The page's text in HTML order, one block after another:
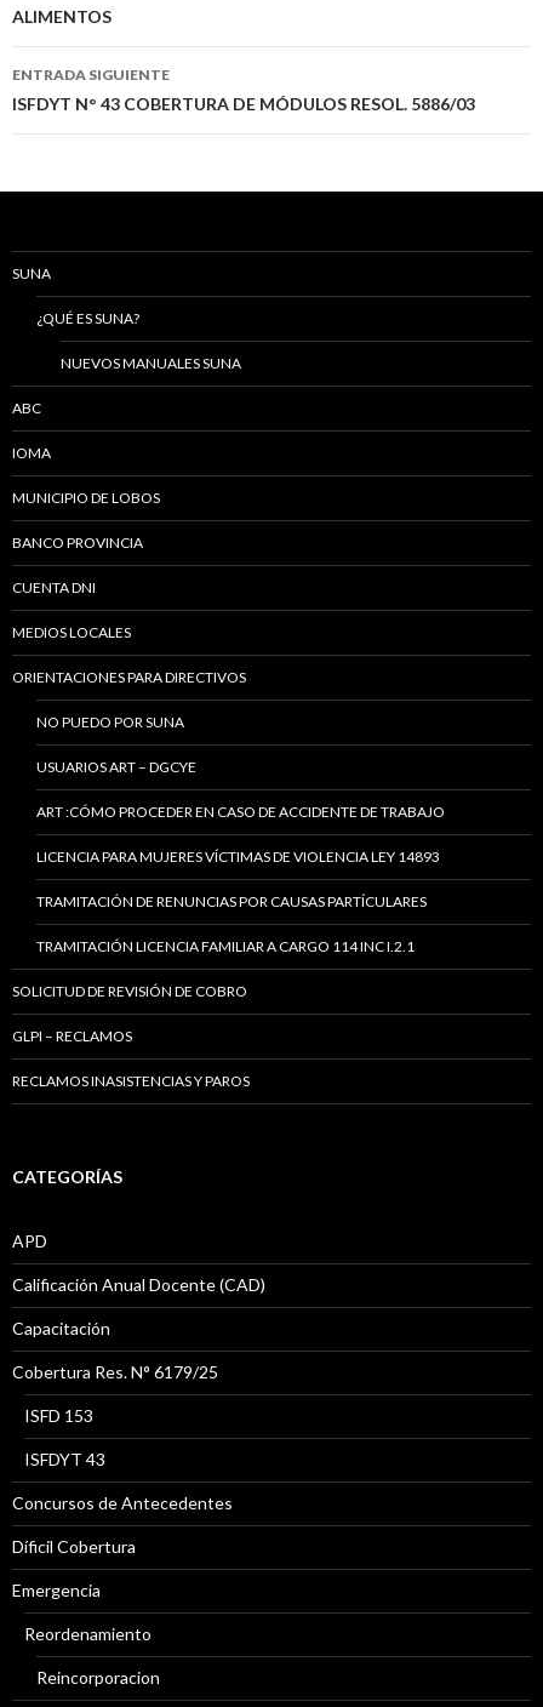
ALIMENTOS
ENTRADA SIGUIENTE
ISFDYT N° 43 COBERTURA DE MÓDULOS RESOL. 5886/03
SUNA
¿QUÉ ES SUNA?
NUEVOS MANUALES SUNA
ABC
IOMA
MUNICIPIO DE LOBOS
BANCO PROVINCIA
CUENTA DNI
MEDIOS LOCALES
ORIENTACIONES PARA DIRECTIVOS
NO PUEDO POR SUNA
USUARIOS ART – DGCYE
ART :CÓMO PROCEDER EN CASO DE ACCIDENTE DE TRABAJO
LICENCIA PARA MUJERES VÍCTIMAS DE VIOLENCIA LEY 14893
TRAMITACIÓN DE RENUNCIAS POR CAUSAS PARTÍCULARES
TRAMITACIÓN LICENCIA FAMILIAR A CARGO 114 INC I.2.1
SOLICITUD DE REVISIÓN DE COBRO
GLPI – RECLAMOS
RECLAMOS INASISTENCIAS Y PAROS
CATEGORÍAS
APD
Calificación Anual Docente (CAD)
Capacitación
Cobertura Res. N° 6179/25
ISFD 153
ISFDYT 43
Concursos de Antecedentes
Díficil Cobertura
Emergencia
Reordenamiento
Reincorporacion